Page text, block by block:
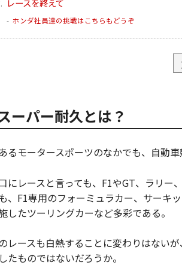
ホンダ社員達の挑戦はこちらもどうぞ
ーパー耐久とは？
るモータースポーツのなかでも、自動
にレースと言っても、F1やGT、ラリー
、F1専用のフォーミュラカー、サーキ
したツーリングカーなど多彩である。
レースも白熱することに変わりはない
たものではないだろうか。